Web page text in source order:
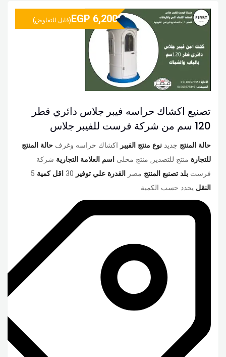
تصنيع اكشاك حراسه فيبر جلاس دائري قطر
120 سم من شركة فرست للفيبر جلاس
حالة المنتج جديد نوع منتج الفيبر اكشاك حراسه وغرف حالة المنتج
للتجارة منتج للتصدير, منتج محلى اسم العلامة التجارية شركة
فرست بلد تصنبع المنتج مصر القدرة علي توفير 30 اقل كمية 5
النقل يحدد حسب الكمية
EGP 6,200 (قابل للتفاوض)